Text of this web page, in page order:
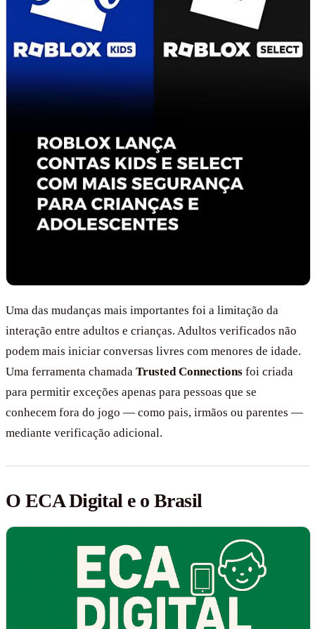
Uma das mudanças mais importantes foi a limitação da
interação entre adultos e crianças. Adultos verificados não
podem mais iniciar conversas livres com menores de idade.
Uma ferramenta chamada Trusted Connections foi criada
para permitir exceções apenas para pessoas que se
conhecem fora do jogo — como pais, irmãos ou parentes —
mediante verificação adicional.
O ECA Digital e o Brasil